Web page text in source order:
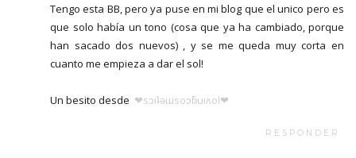
Tengo esta BB, pero ya puse en mi blog que el unico pero es
que solo había un tono (cosa que ya ha cambiado, porque
han sacado dos nuevos) , y se me queda muy corta en
cuanto me empieza a dar el sol!
Un besito desde ❤sɔıʇǝɯsoɔƃuıʌol❤
RESPONDER